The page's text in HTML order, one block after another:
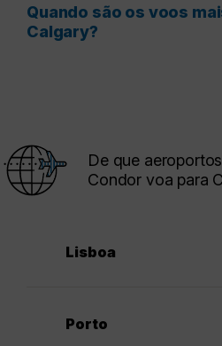
Quando são os voos
Calgary?
De que
Condor voa para
Lisboa
Porto